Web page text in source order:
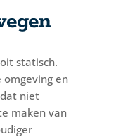
statisch.
en
niet
maken van